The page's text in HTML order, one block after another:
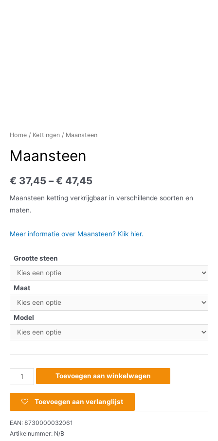
Home / Kettingen / Maansteen
Maansteen
€ 37,45 –€ 47,45
Maansteen ketting verkrijgbaar in verschillende soorten en
maten.
Meer informatie over Maansteen? Klik hier.
Grootte steen
Maat
Model
Toevoegen aan winkelwagen
Toevoegen aan verlanglijst
EAN: 8730000032061
Artikelnummer: N/B